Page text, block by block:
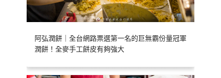
阿弘潤餅｜全台網路票選第一名的巨無霸份量冠軍
潤餅！全麥手工餅皮有夠強大